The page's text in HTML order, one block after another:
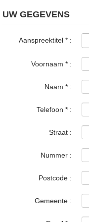
UW GEGEVENS
Aanspreektitel * :
Voornaam * :
Naam * :
Telefoon * :
Straat :
Nummer :
Postcode :
Gemeente :